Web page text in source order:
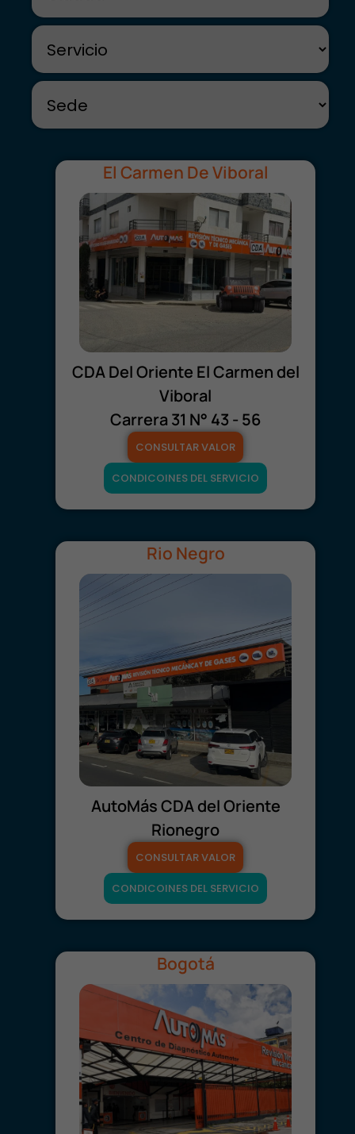
El Carmen De Viboral
CDA Del Oriente El Carmen del
Viboral
Carrera 31 N° 43 - 56
CONSULTAR VALOR
CONDICOINES DEL SERVICIO
Rio Negro
AutoMás CDA del Oriente
Rionegro
CONSULTAR VALOR
CONDICOINES DEL SERVICIO
Bogotá